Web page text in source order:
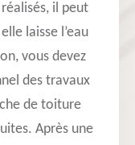
il peut
laisse l’eau
vous devez
des travaux
de toiture
Après une